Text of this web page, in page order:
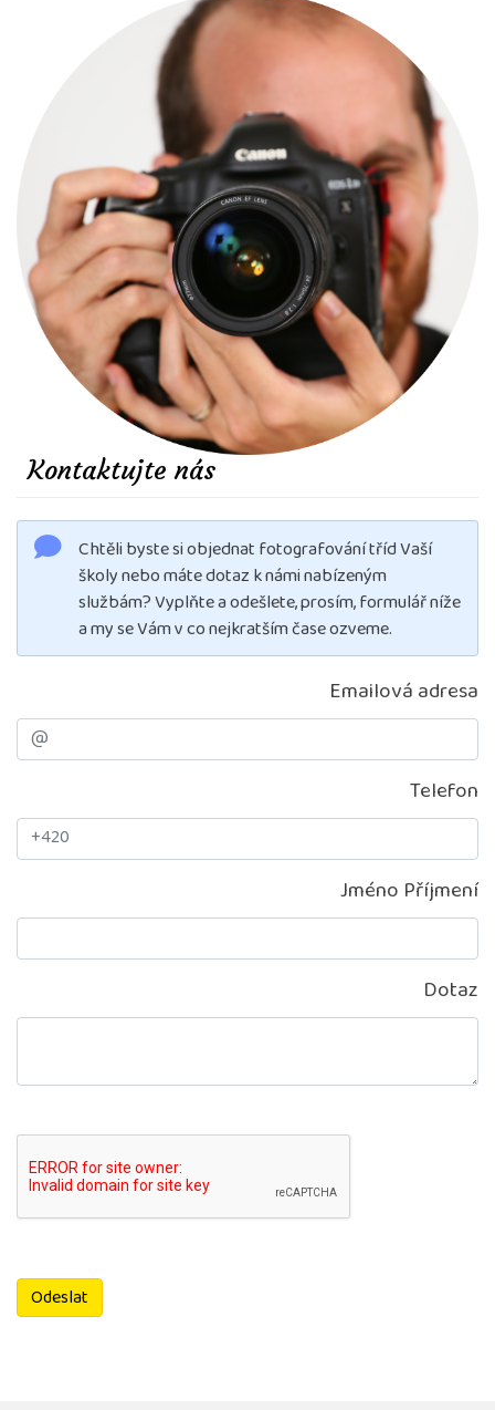
Kontaktujte nás
Chtěli byste si objednat fotografování tříd Vaší
školy nebo máte dotaz k námi nabízeným
službám? Vyplňte a odešlete, prosím, formulář níže
a my se Vám v co nejkratším čase ozveme.
Emailová adresa
Telefon
Jméno Příjmení
Dotaz